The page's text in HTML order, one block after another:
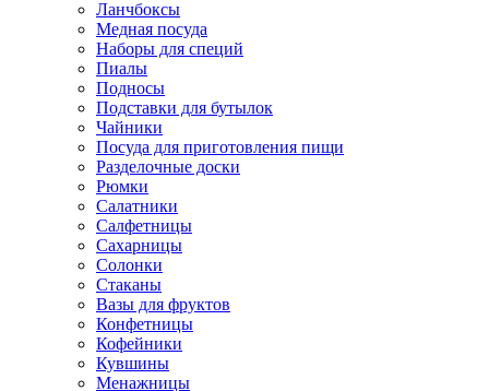
Ланчбоксы
Медная посуда
Наборы для специй
Пиалы
Подносы
Подставки для бутылок
Чайники
Посуда для приготовления пищи
Разделочные доски
Рюмки
Салатники
Салфетницы
Сахарницы
Солонки
Стаканы
Вазы для фруктов
Конфетницы
Кофейники
Кувшины
Менажницы